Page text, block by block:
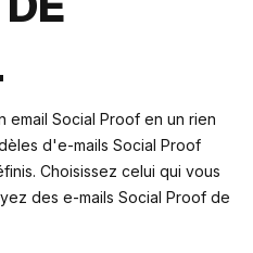
Social Proof en un rien
d'e-mails Social Proof
Choisissez celui qui vous
des e-mails Social Proof de